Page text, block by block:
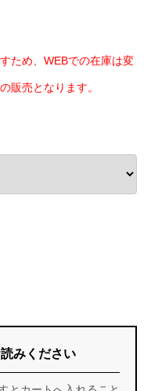
ため、WEBでの在庫は変
販売となります。
みください